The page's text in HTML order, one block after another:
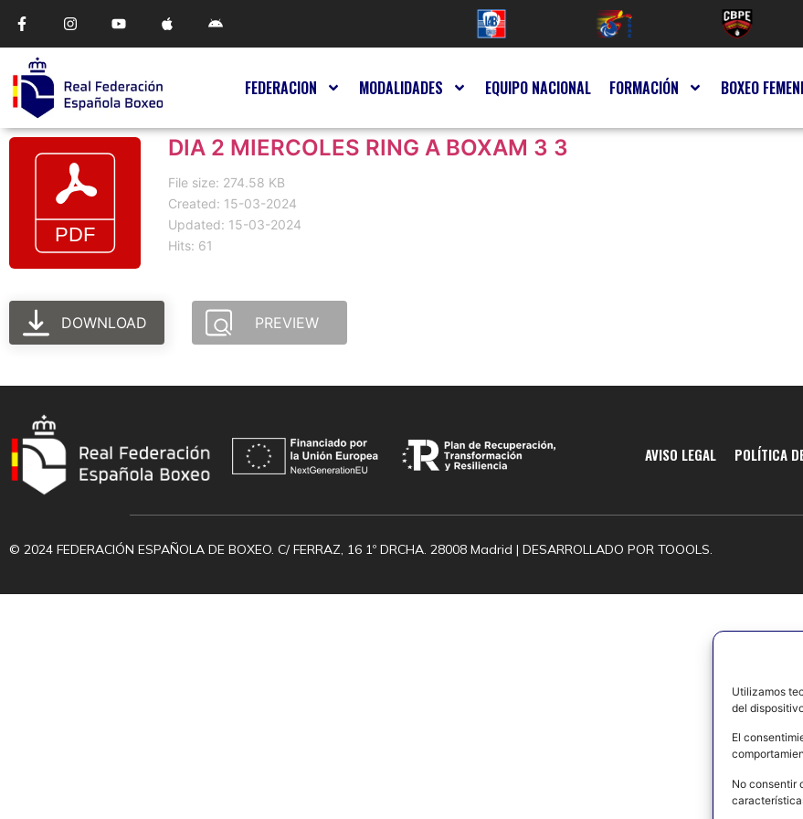
Utilizamos
del
El
No consentir
FEDERACION MODALIDADES EQUIPO NACIONAL FORMACIÓN BOXEO
DIA 2 MIERCOLES RING A BOXAM 3 3
File size: 274.58 KB
Created: 15-03-2024
Updated: 15-03-2024
Hits: 61
DOWNLOAD PREVIEW
AVISO LEGAL POLÍTICA
© 2024 FEDERACIÓN ESPAÑOLA DE BOXEO. C/ FERRAZ, 16 1º DRCHA. 28008 Madrid | DESARROLLADO POR TOOOLS.